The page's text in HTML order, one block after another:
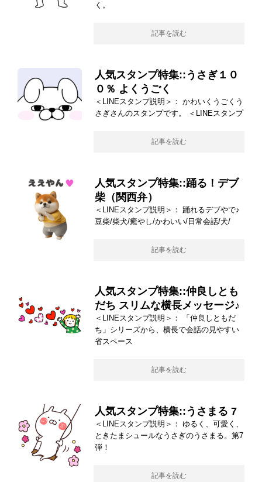
く。
記事を読む
人気スタンプ特集::うさぎ１０
０％ よくうごく
＜LINEスタンプ説明＞： かわいくうごくう
さぎさんのスタンプです。 ＜LINEスタンプ
記事を読む
人気スタンプ特集::踊る！デブ
柴（関西弁）
＜LINEスタンプ説明＞： 踊れるデブやで♪
豆柴/柴犬/癒やし/かわいい/日常会話/犬/
記事を読む
人気スタンプ特集::仲良しとも
だち スリムな横長メッセージ♪
＜LINEスタンプ説明＞： 「仲良しともだ
ち」シリーズから、横長で会話の見やすい
省スペース
記事を読む
人気スタンプ特集::うさまる 7
＜LINEスタンプ説明＞： ゆるく、可愛く、
ときたまシュールなうさぎのうさまる。第7
弾！
記事を読む